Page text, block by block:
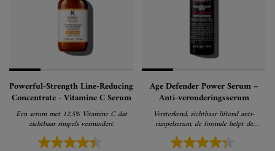
Powerful-Strength Line-Reducing
Concentrate - Vitamine C Serum
Een serum met 12,5% Vitamine C dat
zichtbaar rimpels vermindert.
Age Defender Power Serum –
Anti-verouderingsserum
Versterkend, zichtbaar liftend anti-
rimpelserum, de formule helpt de
verslappende huid zichtbaar verstevigen
en rimpels verminderen